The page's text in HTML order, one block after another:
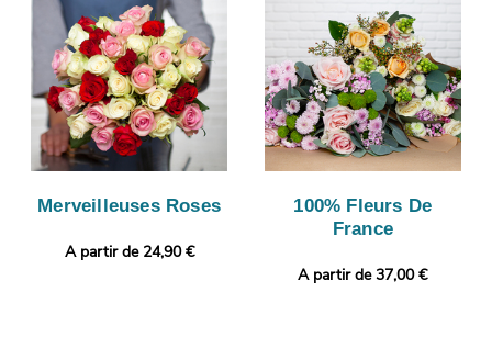
Merveilleuses Roses
A partir de 24,90 €
100% Fleurs De
France
A partir de 37,00 €